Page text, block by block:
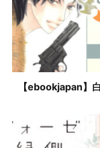
【ebookjapan】